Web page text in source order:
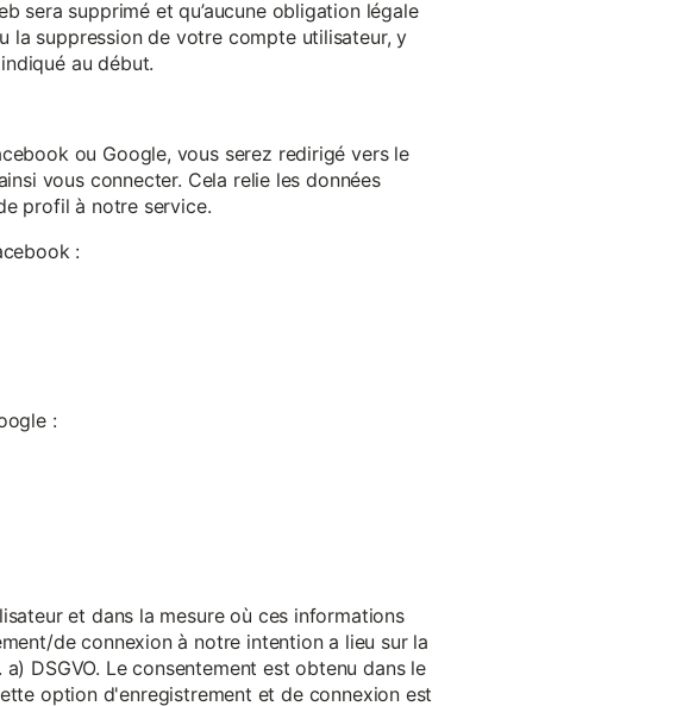
sera supprimé et qu’aucune obligation légale
la suppression de votre compte utilisateur, y
au début.
ou Google, vous serez redirigé vers le
vous connecter. Cela relie les données
profil à notre service.
:
:
et dans la mesure où ces informations
de connexion à notre intention a lieu sur la
DSGVO. Le consentement est obtenu dans le
option d'enregistrement et de connexion est